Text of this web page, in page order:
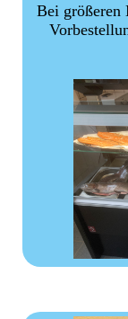
Bei größeren